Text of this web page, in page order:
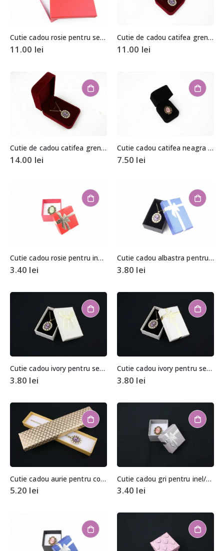
Cutie cadou rosie pentru set (cercei, colier si inel)
11.00 lei
Cutie de cadou catifea grena pentru coliere
11.00 lei
Cutie de cadou catifea grena pentru coliere
14.00 lei
Cutie cadou catifea neagra pentru inel
7.50 lei
Cutie cadou rosie pentru inel/cercei
3.40 lei
Cutie cadou albastra pentru set (cercei, colier si inel)
3.80 lei
Cutie cadou ivory pentru set (cercei, colier si inel)
3.80 lei
Cutie cadou ivory pentru set (cercei, colier si inel)
3.80 lei
Cutie cadou aurie pentru colier/bratara
5.20 lei
Cutie cadou gri pentru inel/cercei
3.40 lei